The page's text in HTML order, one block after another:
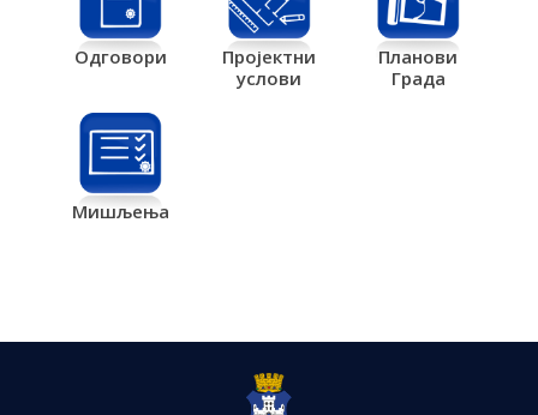
Одговори
Пројектни
услови
Планови
Града
Мишљења